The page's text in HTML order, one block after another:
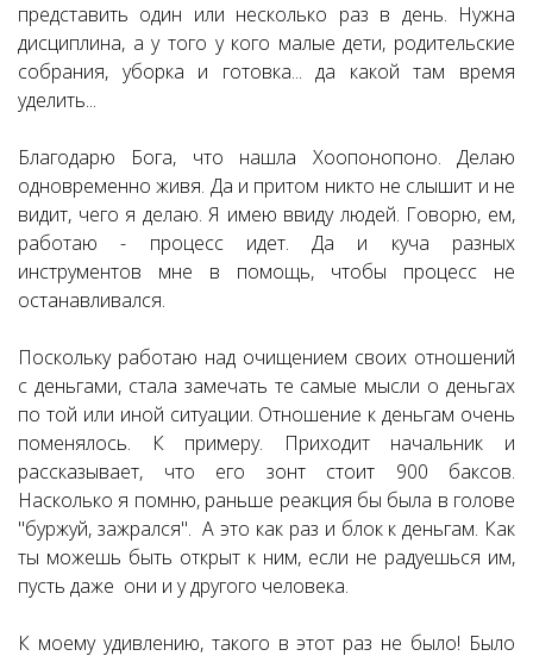
представить один или несколько раз в день. Нужна
дисциплина, а у того у кого малые дети, родительские
собрания, уборка и готовка... да какой там время
уделить...
Благодарю Бога, что нашла Хоопонопоно. Делаю
одновременно живя. Да и притом никто не слышит и не
видит, чего я делаю. Я имею ввиду людей. Говорю, ем,
работаю - процесс идет. Да и куча разных
инструментов мне в помощь, чтобы процесс не
останавливался.
Поскольку работаю над очищением своих отношений
с деньгами, стала замечать те самые мысли о деньгах
по той или иной ситуации. Отношение к деньгам очень
поменялось. К примеру. Приходит начальник и
рассказывает, что его зонт стоит 900 баксов.
Насколько я помню, раньше реакция бы была в голове
"буржуй, зажрался". А это как раз и блок к деньгам. Как
ты можешь быть открыт к ним, если не радуешься им,
пусть даже они и у другого человека.
К моему удивлению, такого в этот раз не было! Было